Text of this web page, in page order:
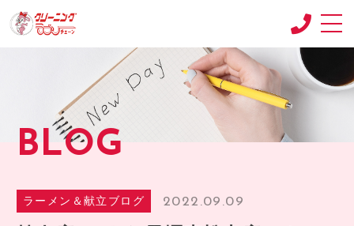
CONCEPT
コンセプト
SHOP
店舗紹介
求人情報
RECRUIT2
BLOG
ラーメン＆献立ブログ 2022.09.09